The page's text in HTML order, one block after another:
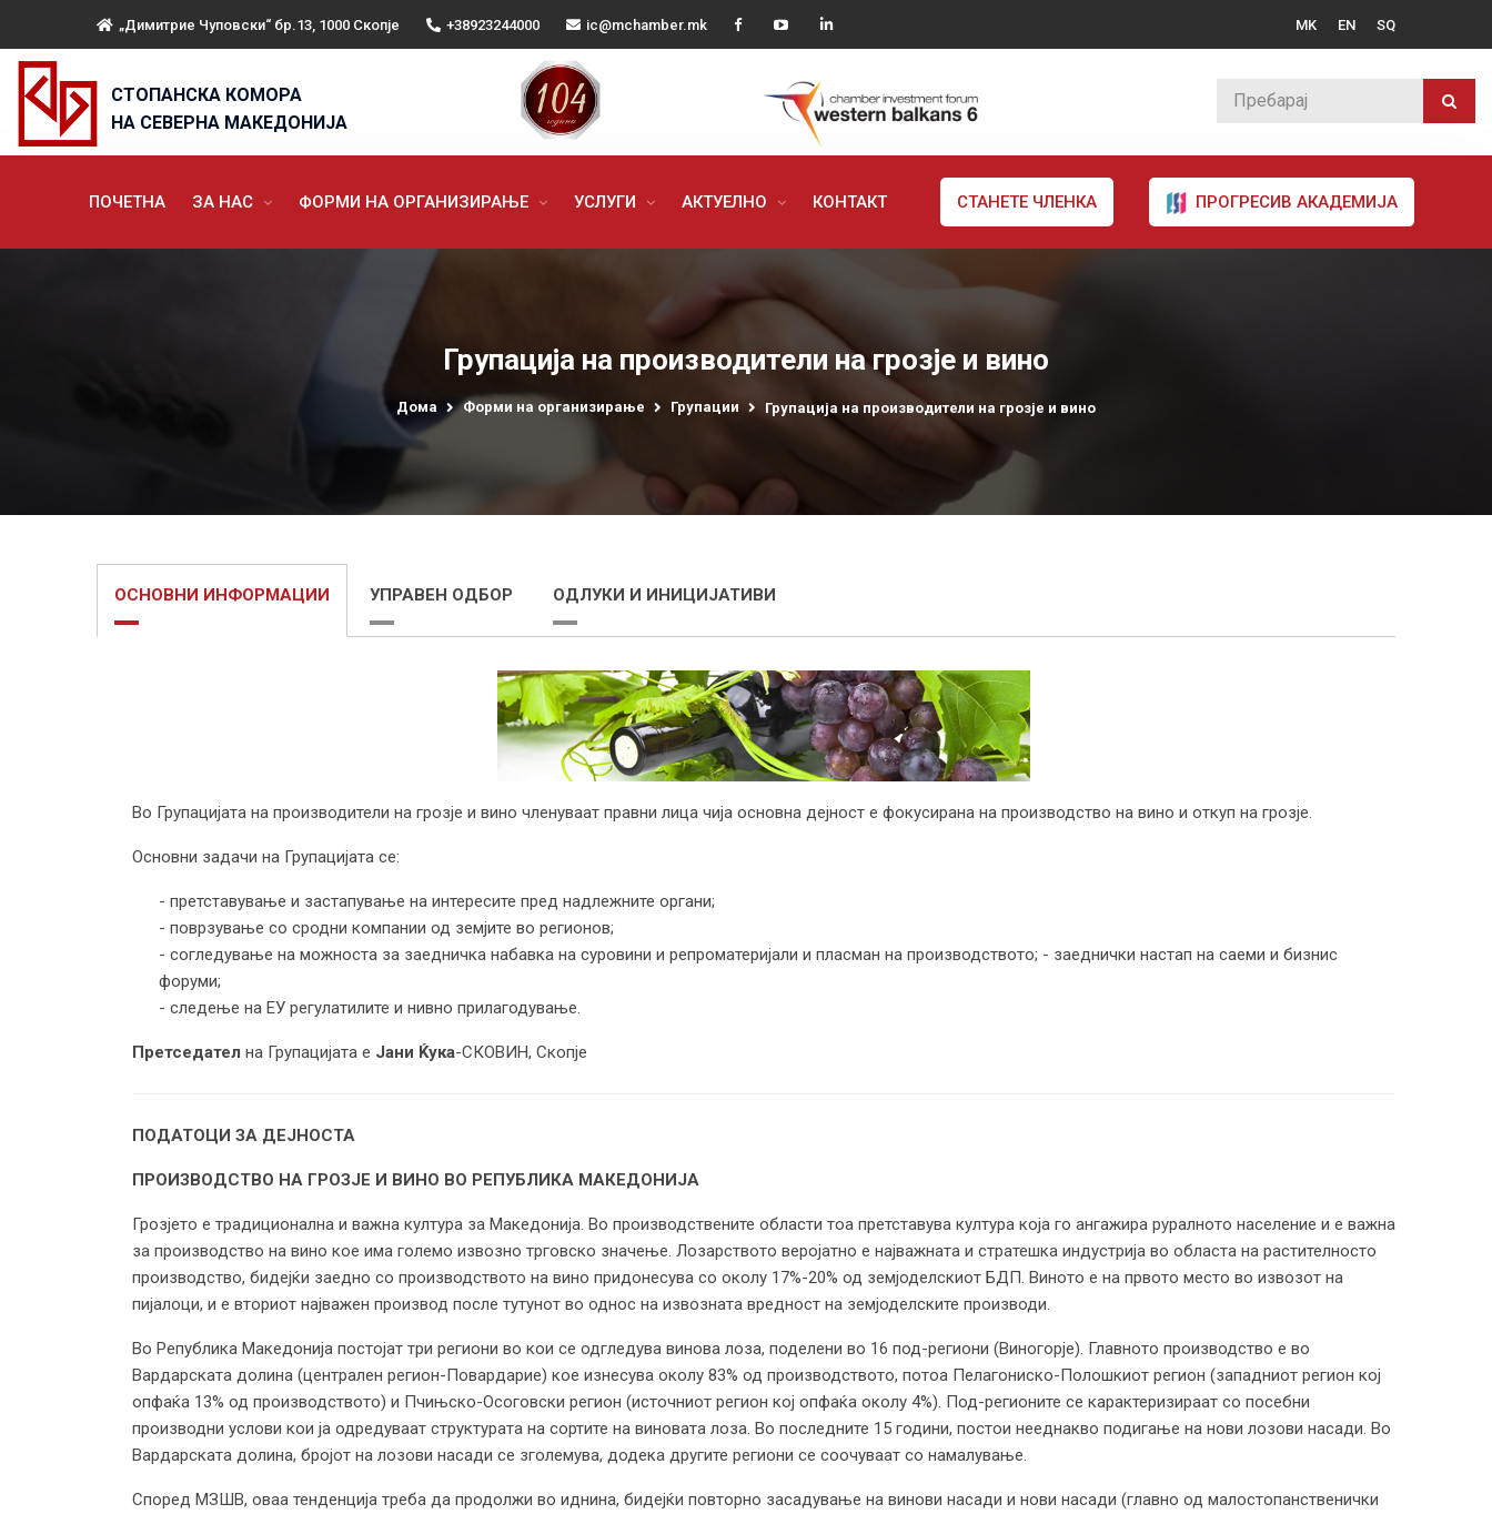
„Димитрие Чуповски“ бр.13, 1000 Скопје +38923244000 ic@mchamber.mk MK EN SQ
СТОПАНСКА КОМОРА
НА СЕВЕРНА МАКЕДОНИЈА
ПОЧЕТНА ЗА НАС ФОРМИ НА ОРГАНИЗИРАЊЕ УСЛУГИ АКТУЕЛНО КОНТАКТ СТАНЕТЕ ЧЛЕНКА ПРОГРЕСИВ АКАДЕМИЈА
Групација на производители на грозје и вино
Дома Форми на организирање Групации Групација на производители на грозје и вино
ОСНОВНИ ИНФОРМАЦИИ УПРАВЕН ОДБОР ОДЛУКИ И ИНИЦИЈАТИВИ
Во Групацијата на производители на грозје и вино членуваат правни лица чија основна дејност е фокусирана на производство на вино и откуп на грозје.
Основни задачи на Групацијата се:
- претставување и застапување на интересите пред надлежните органи;
- поврзување со сродни компании од земјите во регионов;
- согледување на можноста за заедничка набавка на суровини и репроматеријали и пласман на производството; - заеднички настап на саеми и бизнис
форуми;
- следење на ЕУ регулатилите и нивно прилагодување.
Претседател на Групацијата е Јани Ќука-СКОВИН, Скопје
ПОДАТОЦИ ЗА ДЕЈНОСТА
ПРОИЗВОДСТВО НА ГРОЗЈЕ И ВИНО ВО РЕПУБЛИКА МАКЕДОНИЈА
Грозјето е традиционална и важна култура за Македонија. Во производствените области тоа претставува култура која го ангажира руралното население и е важна
за производство на вино кое има големо извозно трговско значење. Лозарството веројатно е најважната и стратешка индустрија во областа на растителносто
производство, бидејќи заедно со производството на вино придонесува со околу 17%-20% од земјоделскиот БДП. Виното е на првото место во извозот на
пијалоци, и е вториот најважен производ после тутунот во однос на извозната вредност на земјоделските производи.
Во Република Македонија постојат три региони во кои се одгледува винова лоза, поделени во 16 под-региони (Виногорје). Главното производство е во
Вардарската долина (централен регион-Повардарие) кое изнесува околу 83% од производството, потоа Пелагониско-Полошкиот регион (западниот регион кој
опфаќа 13% од производството) и Пчињско-Осоговски регион (источниот регион кој опфаќа околу 4%). Под-регионите се карактеризираат со посебни
производни услови кои ја одредуваат структурата на сортите на виновата лоза. Во последните 15 години, постои нееднакво подигање на нови лозови насади. Во
Вардарската долина, бројот на лозови насади се зголемува, додека другите региони се соочуваат со намалување.
Според МЗШВ, оваа тенденција треба да продолжи во иднина, бидејќи повторно засадување на винови насади и нови насади (главно од малостопанственички